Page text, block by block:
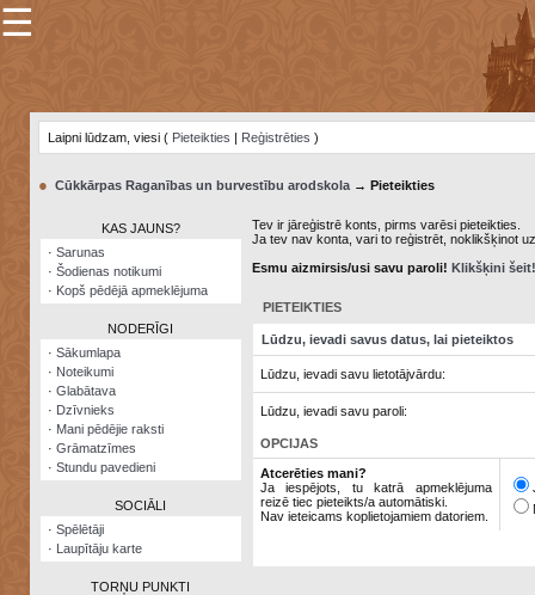
×
Šodienas
notikumi
Visatcera
almanahs
Arhīvs
☰
Laipni lūdzam, viesi ( Pieteikties | Reģistrēties )
● Cūkkārpas Raganības un burvestību arodskola→ Pieteikties
KAS JAUNS?
· Sarunas
· Šodienas notikumi
· Kopš pēdējā apmeklējuma
NODERĪGI
· Sākumlapa
· Noteikumi
· Glabātava
· Dzīvnieks
· Mani pēdējie raksti
· Grāmatzīmes
· Stundu pavedieni
SOCIĀLI
· Spēlētāji
· Laupītāju karte
TORŅU PUNKTI
Tev ir jāreģistrē konts, pirms varēsi pieteikties.
Ja tev nav konta, vari to reģistrēt, noklikšķinot
Esmu aizmirsis/usi savu paroli! Klikšķini šeit!
PIETEIKTIES
Lūdzu, ievadi savus datus, lai pieteiktos
Lūdzu, ievadi savu lietotājvārdu:
Lūdzu, ievadi savu paroli:
OPCIJAS
Atcerēties mani?
Ja iespējots, tu katrā apmeklējuma
reizē tiec pieteikts/a automātiski.
Nav ieteicams koplietojamiem datoriem.